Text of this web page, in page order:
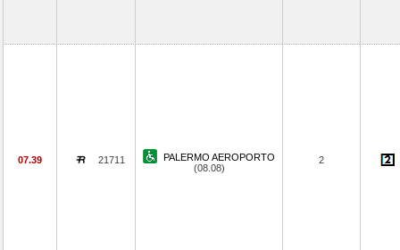
07.39 21711
PALERMO AEROPORTO
(08.08)
2